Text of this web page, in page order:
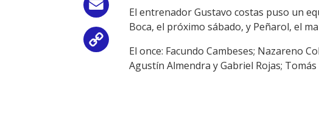
Email
Link
El entrenador Gustavo costas puso un
Boca, el próximo sábado, y Peñarol, el
El once: Facundo Cambeses; Nazareno
Agustín Almendra y Gabriel Rojas;